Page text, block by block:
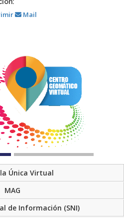
Mail
Única Virtual
MAG
de Información (SNI)